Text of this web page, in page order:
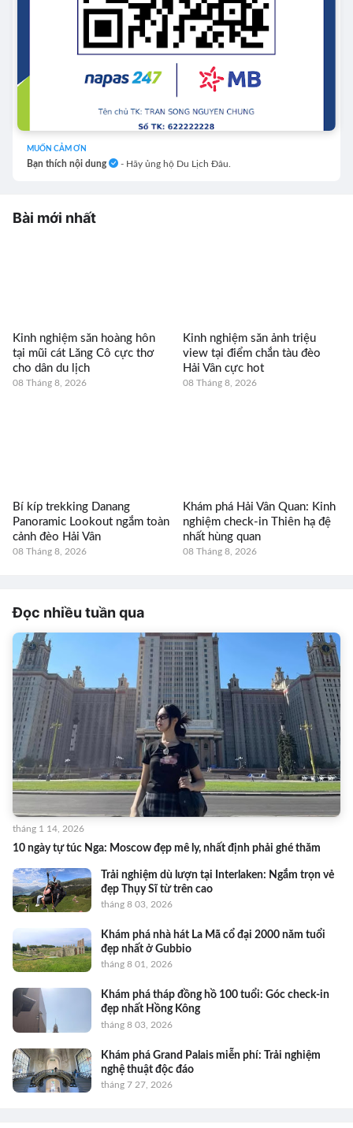
MUỐN CẢM ƠN
Bạn thích nội dung - Hãy ủng hộ Du Lịch Đâu.
Bài mới nhất
Kinh nghiệm săn hoàng hôn
tại mũi cát Lăng Cô cực thơ
cho dân du lịch
08 Tháng 8, 2026
Kinh nghiệm săn ảnh triệu
view tại điểm chắn tàu đèo
Hải Vân cực hot
08 Tháng 8, 2026
Bí kíp trekking Danang
Panoramic Lookout ngắm toàn
cảnh đèo Hải Vân
08 Tháng 8, 2026
Khám phá Hải Vân Quan: Kinh
nghiệm check-in Thiên hạ đệ
nhất hùng quan
08 Tháng 8, 2026
Đọc nhiều tuần qua
10 ngày tự túc Nga: Moscow đẹp mê ly, nhất định phải ghé thăm
tháng 1 14, 2026
Trải nghiệm dù lượn tại Interlaken: Ngắm trọn vẻ
đẹp Thụy Sĩ từ trên cao
tháng 8 03, 2026
Khám phá nhà hát La Mã cổ đại 2000 năm tuổi
đẹp nhất ở Gubbio
tháng 8 01, 2026
Khám phá tháp đồng hồ 100 tuổi: Góc check-in
đẹp nhất Hồng Kông
tháng 8 03, 2026
Khám phá Grand Palais miễn phí: Trải nghiệm
nghệ thuật độc đáo
tháng 7 27, 2026